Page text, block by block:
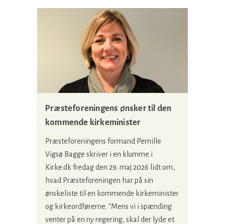
Præsteforeningens ønsker til den
kommende kirkeminister
Præsteforeningens formand Pernille
Vigsø Bagge skriver i en klumme i
Kirke.dk fredag den 29. maj 2026 lidt om,
hvad Præsteforeningen har på sin
ønskeliste til en kommende kirkeminister
og kirkeordførerne. "Mens vi i spænding
venter på en ny regering, skal der lyde et